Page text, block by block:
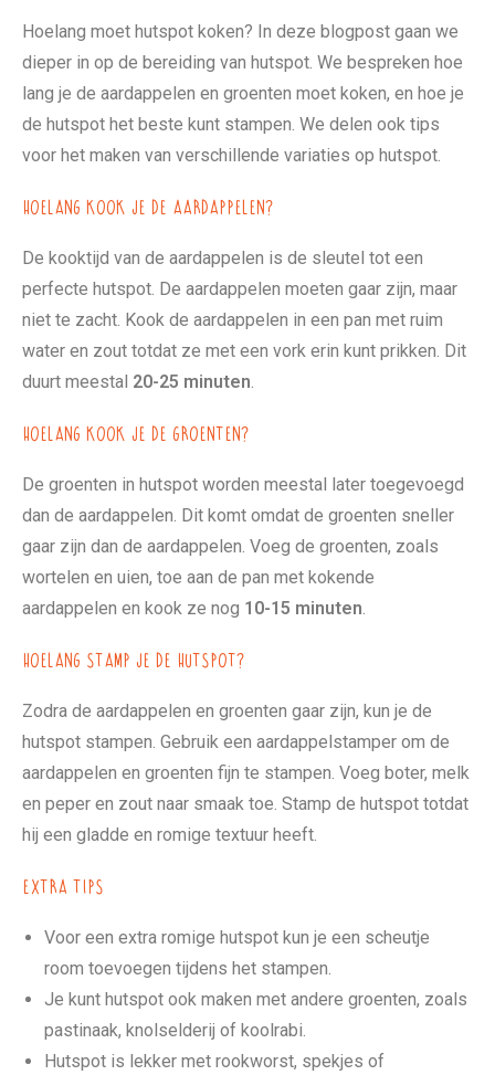
Hoelang moet hutspot koken? In deze blogpost gaan we
dieper in op de bereiding van hutspot. We bespreken hoe
lang je de aardappelen en groenten moet koken, en hoe je
de hutspot het beste kunt stampen. We delen ook tips
voor het maken van verschillende variaties op hutspot.
Hoelang kook je de aardappelen?
De kooktijd van de aardappelen is de sleutel tot een
perfecte hutspot. De aardappelen moeten gaar zijn, maar
niet te zacht. Kook de aardappelen in een pan met ruim
water en zout totdat ze met een vork erin kunt prikken. Dit
duurt meestal 20-25 minuten.
Hoelang kook je de groenten?
De groenten in hutspot worden meestal later toegevoegd
dan de aardappelen. Dit komt omdat de groenten sneller
gaar zijn dan de aardappelen. Voeg de groenten, zoals
wortelen en uien, toe aan de pan met kokende
aardappelen en kook ze nog 10-15 minuten.
Hoelang stamp je de hutspot?
Zodra de aardappelen en groenten gaar zijn, kun je de
hutspot stampen. Gebruik een aardappelstamper om de
aardappelen en groenten fijn te stampen. Voeg boter, melk
en peper en zout naar smaak toe. Stamp de hutspot totdat
hij een gladde en romige textuur heeft.
Extra tips
Voor een extra romige hutspot kun je een scheutje
room toevoegen tijdens het stampen.
Je kunt hutspot ook maken met andere groenten, zoals
pastinaak, knolselderij of koolrabi.
Hutspot is lekker met rookworst, spekjes of